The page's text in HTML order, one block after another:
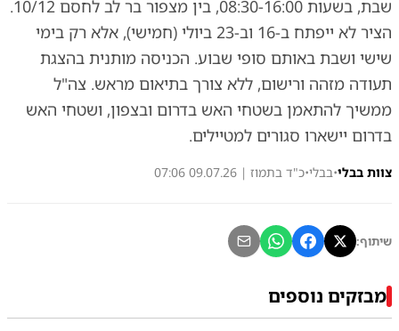
שבת, בשעות 08:30-16:00, בין מצפור בר לב לחסם 10/12.
הציר לא ייפתח ב-16 וב-23 ביולי (חמישי), אלא רק בימי
שישי ושבת באותם סופי שבוע. הכניסה מותנית בהצגת
תעודה מזהה ורישום, ללא צורך בתיאום מראש. צה"ל
ממשיך להתאמן בשטחי האש בדרום ובצפון, ושטחי האש
בדרום יישארו סגורים למטיילים.
צוות בבלי•בבלי•כ"ד בתמוז | 09.07.26 07:06
שיתוף:
מבזקים נוספים